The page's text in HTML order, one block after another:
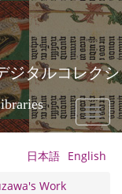
ジタルコレクシ
Toggle
日本語 English
Work